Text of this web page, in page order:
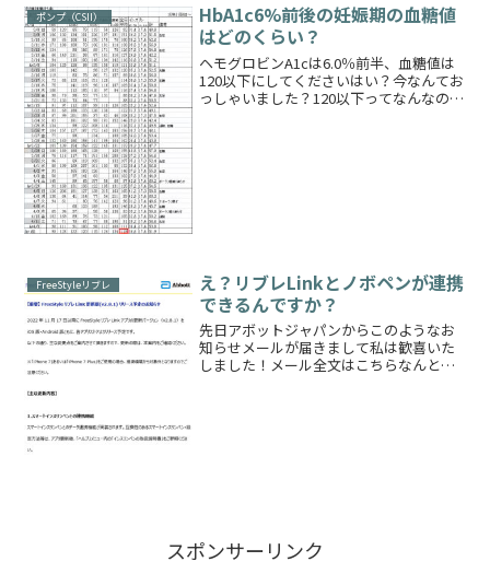
ポンプ（CSII）
HbA1c6%前後の妊娠期の血糖値
はどのくらい？
ヘモグロビンA1cは6.0％前半、血糖値は
120以下にしてくださいはい？今なんてお
っしゃいました？120以下ってなんなの？
FreeStyleリブレ
え？リブレLinkとノボペンが連携
できるんですか？
先日アボットジャパンからこのようなお
知らせメールが届きまして私は歓喜いた
しました！メール全文はこちらなんとあ
スポンサーリンク